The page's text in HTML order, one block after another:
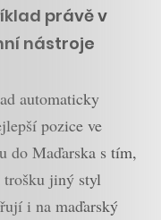
právě v
nástroje
automaticky
pozice ve
do Maďarska s tím,
trošku jiný styl
i na maďarský